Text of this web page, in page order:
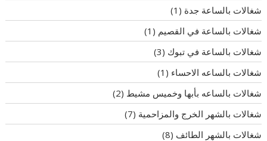
شغالات بالساعة جدة (1)
شغالات بالساعة في القصيم (1)
شغالات بالساعة في تبوك (3)
شغالات بالساعه الاحساء (1)
شغالات بالساعه بأبها وخميس مشيط (2)
شغالات بالشهر الخرج والمزاحمية (7)
شغالات بالشهر الطائف (8)